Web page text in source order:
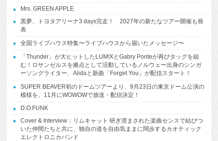
Mrs. GREEN APPLE
黒夢、トヨタアリーナ3 days完走！ 2027年の新たなツアー開催も発
表
全国ライブハウス特集〜ライブハウスから届いたメッセージ〜
「Thunder」が大ヒットしたLUM!XとGabry Ponteが再びタッグを組
む！ロサンゼルスを拠点として活動しているノルウェー出身のシンガ
ーソングライター、Alidaと新曲「Forget You」が配信スタート！
SUPER BEAVER初のドームツアーより、9月23日の東京ドーム公演の
模様を、11月にWOWOWで放送・配信決定！
D.O.FUNK
Cover & Interview：リムキャット 研ぎ澄まされた楽曲センスで結びつ
いた仲間たちと共に、独自の道を自由気ままに闊歩するカオティック
エレクトロニカバンド